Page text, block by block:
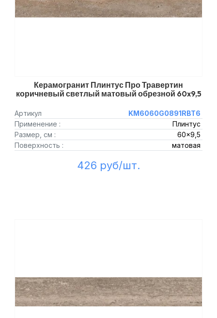
Керамогранит Плинтус Про Травертин
коричневый светлый матовый обрезной 60x9,5
Артикул
KM6060G0891RBT6
Применение :
Плинтус
Размер, см :
60x9,5
Поверхность :
матовая
426 руб/шт.